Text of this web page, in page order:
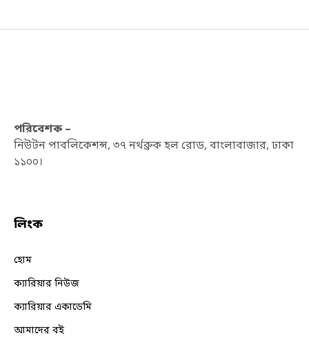
পরিবেশক –
নিউটন পাবলিকেশন্স, ৩৭ নর্থব্রুক হল রোড, বাংলাবাজার, ঢাকা
১১০০।
লিংক
হোম
ক্যারিয়ার নিউজ
ক্যারিয়ার একাডেমি
আমাদের বই